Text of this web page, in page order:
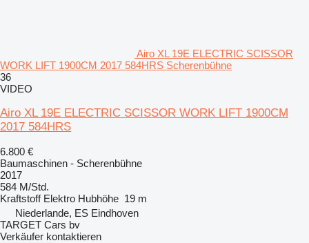
Airo XL 19E ELECTRIC SCISSOR
WORK LIFT 1900CM 2017 584HRS Scherenbühne
36
VIDEO
Airo XL 19E ELECTRIC SCISSOR WORK LIFT 1900CM
2017 584HRS
6.800 €
Baumaschinen - Scherenbühne
2017
584 M/Std.
Kraftstoff Elektro Hubhöhe 19 m
Niederlande, ES Eindhoven
TARGET Cars bv
Verkäufer kontaktieren